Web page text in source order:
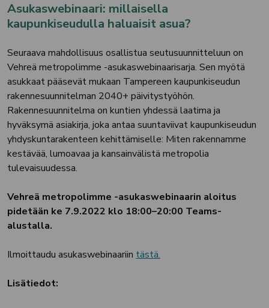
Asukaswebinaari: millaisella
kaupunkiseudulla haluaisit asua?
Seuraava mahdollisuus osallistua seutusuunnitteluun on
Vehreä metropolimme -asukaswebinaarisarja. Sen myötä
asukkaat pääsevät mukaan Tampereen kaupunkiseudun
rakennesuunnitelman 2040+ päivitystyöhön.
Rakennesuunnitelma on kuntien yhdessä laatima ja
hyväksymä asiakirja, joka antaa suuntaviivat kaupunkiseudun
yhdyskuntarakenteen kehittämiselle: Miten rakennamme
kestävää, lumoavaa ja kansainvälistä metropolia
tulevaisuudessa.
Vehreä metropolimme -asukaswebinaarin aloitus
pidetään ke 7.9.2022 klo 18:00–20:00 Teams-
alustalla.
Ilmoittaudu asukaswebinaariin tästä.
Lisätiedot: